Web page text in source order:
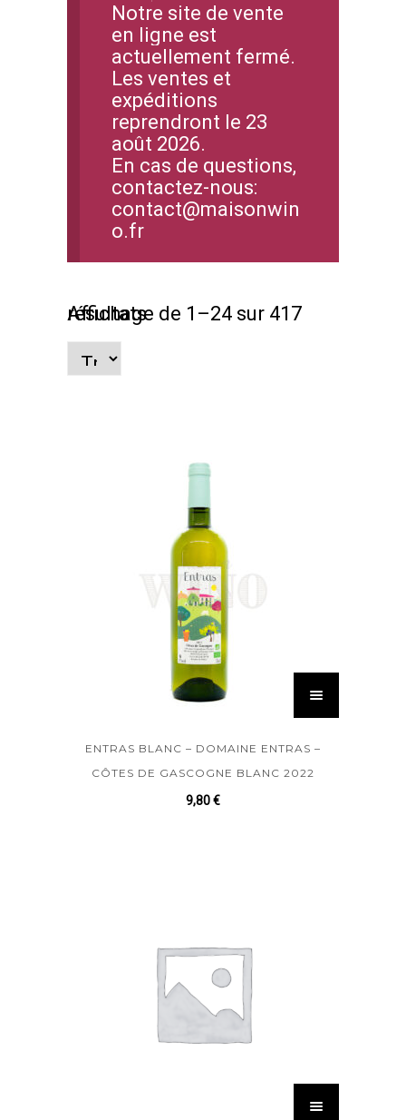
Notre site de vente
en ligne est
actuellement fermé.
Les ventes et
expéditions
reprendront le 23
août 2026.
En cas de questions,
contactez-nous:
contact@maisonwin
o.fr
Affichage de 1–24 sur 417 résultats
ENTRAS BLANC – DOMAINE ENTRAS –
CÔTES DE GASCOGNE BLANC 2022
9,80€